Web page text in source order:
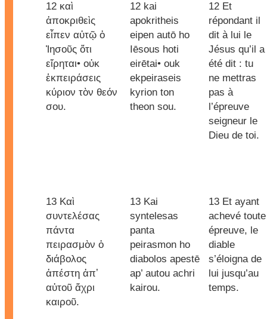
12 καὶ
ἀποκριθεὶς
εἶπεν αὐτῷ ὁ
Ἰησοῦς ὅτι
εἴρηται• οὐκ
ἐκπειράσεις
κύριον τὸν θεόν
σου.
12 kai
apokritheis
eipen autō ho
Iēsous hoti
eirētai• ouk
ekpeiraseis
kyrion ton
theon sou.
12 Et
répondant il
dit à lui le
Jésus qu’il a
été dit : tu
ne mettras
pas à
l’épreuve
seigneur le
Dieu de toi.
13 Καὶ
συντελέσας
πάντα
πειρασμὸν ὁ
διάβολος
ἀπέστη ἀπʼ
αὐτοῦ ἄχρι
καιροῦ.
13 Kai
syntelesas
panta
peirasmon ho
diabolos apestē
ap’ autou achri
kairou.
13 Et ayant
achevé toute
épreuve, le
diable
s’éloigna de
lui jusqu’au
temps.